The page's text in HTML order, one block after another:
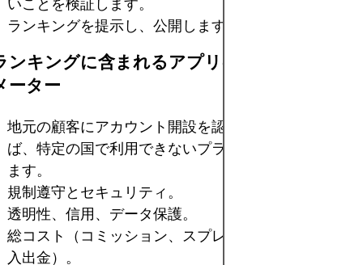
いことを検証します。
ランキングを提示し、公開します。
ンキングに含まれるアプリの基本テストパラ
ーター
地元の顧客にアカウント開設を認めること；言い換え
ば、特定の国で利用できないプラットフォームを除外
ます。
規制遵守とセキュリティ。
透明性、信用、データ保護。
総コスト（コミッション、スプレッド、非取引手数料
入出金）。